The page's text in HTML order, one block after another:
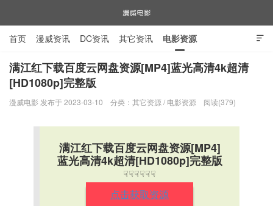
漫威电影

首页 漫威资讯 DC资讯 其它资讯 电影资源
电视剧资源 漫威图片
满江红下载百度云网盘资源[MP4]蓝光高清4k超清
[HD1080p]完整版
漫威电影 发布于 2023-03-10 分类： 其它资源 / 电影资源 阅读(379)
满江红下载百度云网盘资源[MP4]
蓝光高清4k超清[HD1080p]完整版
☟☟☟☟☟☟
点击获取资源